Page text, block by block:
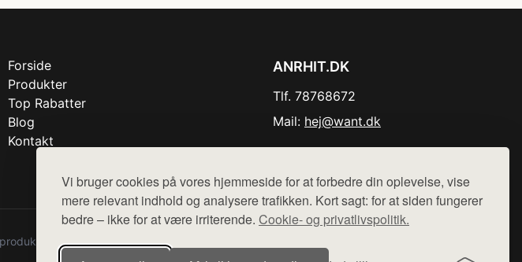
Vi bruger cookies på vores hjemmeside for at forbedre din oplevelse, vise
mere relevant indhold og analysere trafikken. Kort sagt: for at siden fungerer
bedre – ikke for at være irriterende. Cookie- og privatlivspolitik.
Forside
Produkter
Top Rabatter
Blog
Kontakt
ANRHIT.DK
Tlf. 78768672
Mail: hej@want.dk
fra diverse webshops. Der sælges ikke varer fra denne side - vi henviser til de shops,